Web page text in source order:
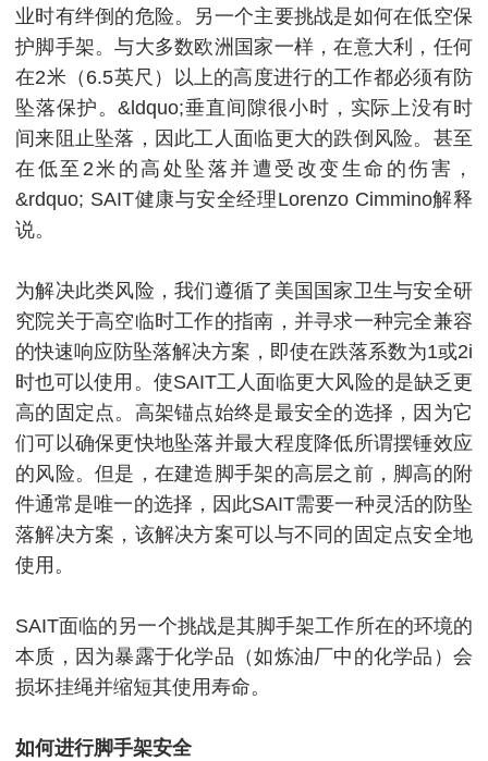
业时有绊倒的危险。 另一个主要挑战是如何在低空保
护脚手架。与大多数欧洲国家一样，在意大利，任何
在2米（6.5英尺）以上的高度进行的工作都必须有防
坠落保护。&ldquo;垂直间隙很小时，实际上没有时
间来阻止坠落，因此工人面临更大的跌倒风险。甚至
在低至2米的高处坠落并遭受改变生命的伤害，
&rdquo; SAIT健康与安全经理Lorenzo Cimmino解释
说。
为解决此类风险，我们遵循了美国国家卫生与安全研
究院关于高空临时工作的指南，并寻求一种完全兼容
的快速响应防坠落解决方案，即使在跌落系数为1或2i
时也可以使用。 使SAIT工人面临更大风险的是缺乏更
高的固定点。 高架锚点始终是最安全的选择，因为它
们可以确保更快地坠落并最大程度降低所谓摆锤效应
的风险。但是，在建造脚手架的高层之前，脚高的附
件通常是唯一的选择，因此SAIT需要一种灵活的防坠
落解决方案，该解决方案可以与不同的固定点安全地
使用。
SAIT面临的另一个挑战是其脚手架工作所在的环境的
本质，因为暴露于化学品（如炼油厂中的化学品）会
损坏挂绳并缩短其使用寿命。
如何进行脚手架安全